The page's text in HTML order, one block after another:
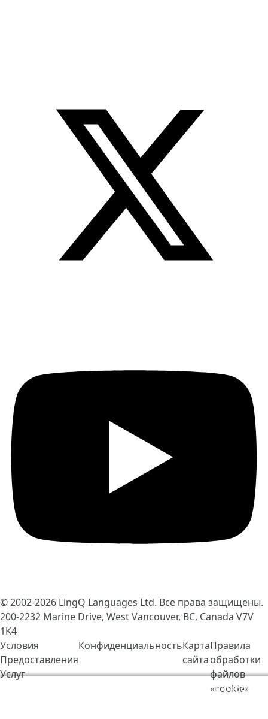
Мы используем cookie-файлы, чтобы сделать работу
© 2002-2026 LingQ Languages Ltd. Все права защищены.
200-2232 Marine Drive, West Vancouver, BC, Canada V7V
1K4
Условия
Предоставления
Услуг
КонфиденциальностьКарта
сайта
Правила
обработки
файлов
«cookie»